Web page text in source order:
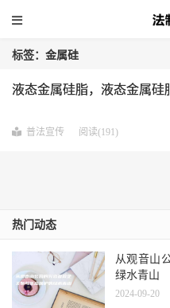
标签：金属硅
液态金属硅脂，液态金属硅
普法宣传 阅读(191)
热门动态
从观音山
绿水青山
2024-09-20